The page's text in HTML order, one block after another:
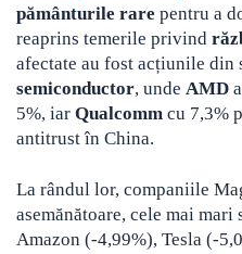
pământurile rare pentru a
reaprins temerile privind
afectate au fost acțiunile din
semiconductor, unde AMD
5%, iar Qualcomm cu 7,3%
antitrust în China.
La rândul lor, companiile
asemănătoare, cele mai
Amazon (-4,99%), Tesla (-